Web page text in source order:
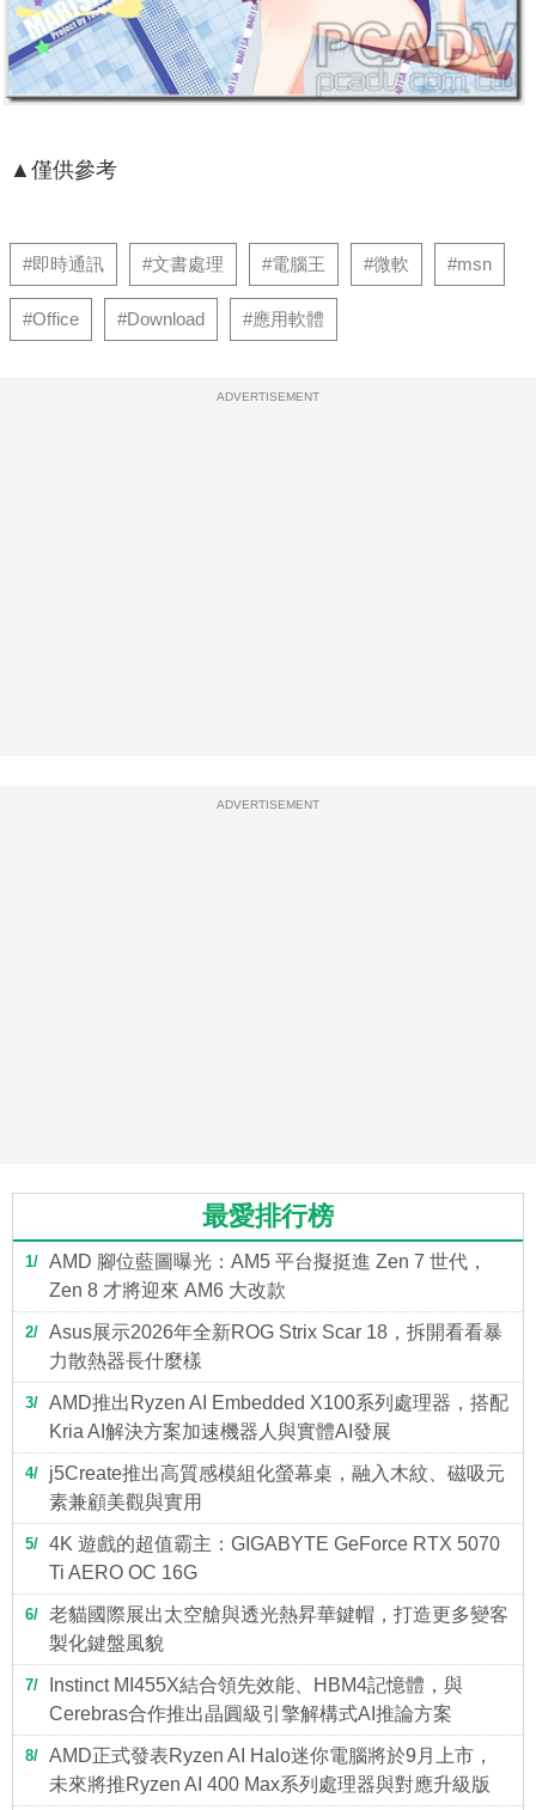
▲僅供參考
#即時通訊 #文書處理 #電腦王 #微軟 #msn
#Office #Download #應用軟體
ADVERTISEMENT
ADVERTISEMENT
最愛排行榜
1
AMD 腳位藍圖曝光：AM5 平台擬挺進 Zen 7 世代，
Zen 8 才將迎來 AM6 大改款
2
Asus展示2026年全新ROG Strix Scar 18，拆開看看暴
力散熱器長什麼樣
3
AMD推出Ryzen AI Embedded X100系列處理器，搭配
Kria AI解決方案加速機器人與實體AI發展
4
j5Create推出高質感模組化螢幕桌，融入木紋、磁吸元
素兼顧美觀與實用
5
4K 遊戲的超值霸主：GIGABYTE GeForce RTX 5070
Ti AERO OC 16G
6
老貓國際展出太空艙與透光熱昇華鍵帽，打造更多變客
製化鍵盤風貌
7
Instinct MI455X結合領先效能、HBM4記憶體，與
Cerebras合作推出晶圓級引擎解構式AI推論方案
8
AMD正式發表Ryzen AI Halo迷你電腦將於9月上市，
未來將推Ryzen AI 400 Max系列處理器與對應升級版